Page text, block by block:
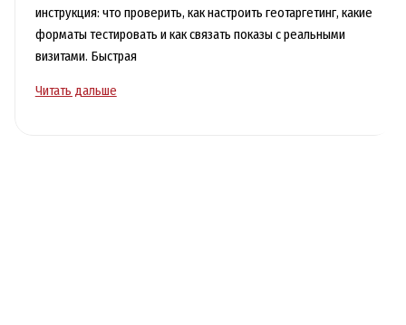
инструкция: что проверить, как настроить геотаргетинг, какие
форматы тестировать и как связать показы с реальными
визитами. Быстрая
Локальная
Читать дальше